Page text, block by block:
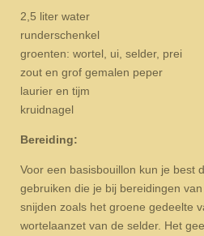
2,5 liter water
runderschenkel
groenten: wortel, ui, selder, prei
zout en grof gemalen peper
laurier en tijm
kruidnagel
Bereiding:
Voor een basisbouillon kun je best
gebruiken die je bij bereidingen
snijden zoals het groene gedeelte
wortelaanzet van de selder. Het